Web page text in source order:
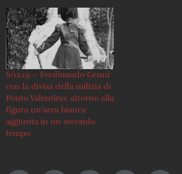
S/12.19 – Ferdinando Genni
con la divisa della milizia di
Ponto Valentino; attorno alla
figura un’area bianca
aggiunta in un secondo
tempo